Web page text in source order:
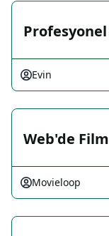
Profesyonel
Evin
Web'de Film
Movieloop